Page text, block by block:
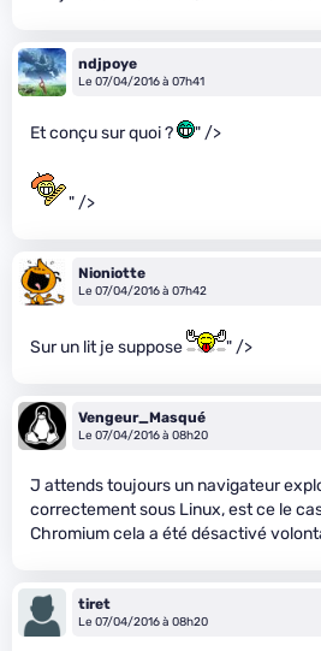
ndjpoye
Le 07/04/2016 à 07h41
Et conçu sur quoi ? " />
" />
Nioniotte
Le 07/04/2016 à 07h42
Sur un lit je suppose " />
Vengeur_Masqué
Le 07/04/2016 à 08h20
J attends toujours un navigateur
correctement sous Linux, est ce le
Chromium cela a été désactivé
tiret
Le 07/04/2016 à 08h20